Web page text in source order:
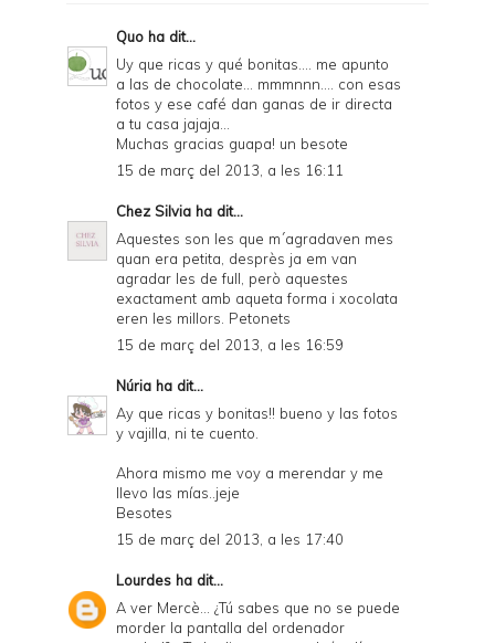
r
e
n
l
y
a
n
d
P
D
Quo ha dit...
Uy que ricas y qué bonitas.... me apunto
a las de chocolate... mmmnnn.... con esas
fotos y ese café dan ganas de ir directa
a tu casa jajaja...
Muchas gracias guapa! un besote
15 de març del 2013, a les 16:11
Chez Silvia ha dit...
Aquestes son les que m´agradaven mes
quan era petita, desprès ja em van
agradar les de full, però aquestes
exactament amb aqueta forma i xocolata
eren les millors. Petonets
15 de març del 2013, a les 16:59
Núria ha dit...
Ay que ricas y bonitas!! bueno y las fotos
y vajilla, ni te cuento.
Ahora mismo me voy a merendar y me
llevo las mías..jeje
Besotes
15 de març del 2013, a les 17:40
Lourdes ha dit...
A ver Mercè... ¿Tú sabes que no se puede
morder la pantalla del ordenador